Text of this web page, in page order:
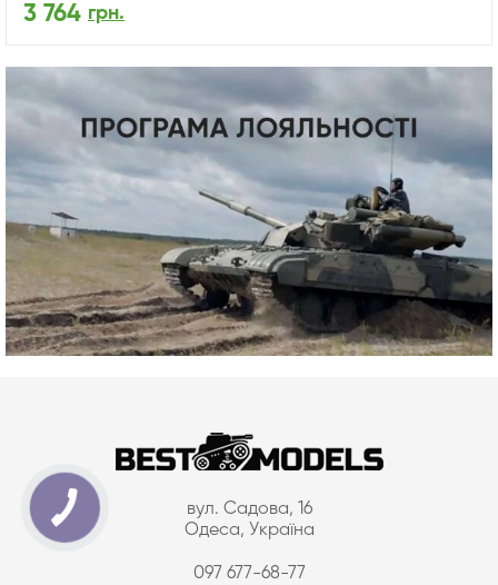
3 764 грн.
вул. Садова, 16
Одеса, Україна
097 677-68-77